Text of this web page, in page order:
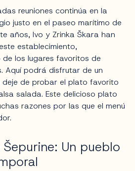
reuniones continúa en la
justo en el paseo marítimo de
años, Ivo y Zrinka Škara han
establecimiento,
los lugares favoritos de
Aquí podrá disfrutar de un
de probar el plato favorito
salada. Este delicioso plato
razones por las que el menú
Un pueblo